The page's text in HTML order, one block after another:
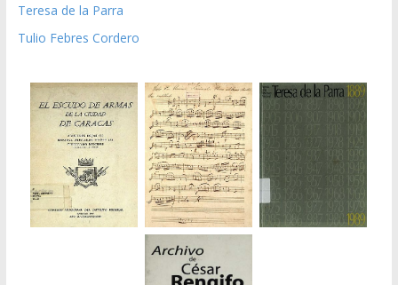
Teresa de la Parra
Tulio Febres Cordero